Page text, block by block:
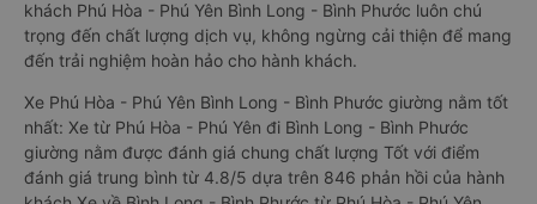
khách Phú Hòa - Phú Yên Bình Long - Bình Phước luôn chú
trọng đến chất lượng dịch vụ, không ngừng cải thiện để mang
đến trải nghiệm hoàn hảo cho hành khách.
Xe Phú Hòa - Phú Yên Bình Long - Bình Phước giường nằm tốt
nhất: Xe từ Phú Hòa - Phú Yên đi Bình Long - Bình Phước
giường nằm được đánh giá chung chất lượng Tốt với điểm
đánh giá trung bình từ 4.8/5 dựa trên 846 phản hồi của hành